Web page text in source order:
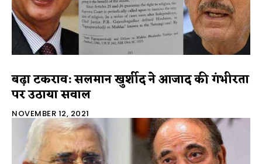
बढ़ा टकराव: सलमान खुर्शीद ने आजाद की गंभीरता
पर उठाया सवाल
NOVEMBER 12, 2021